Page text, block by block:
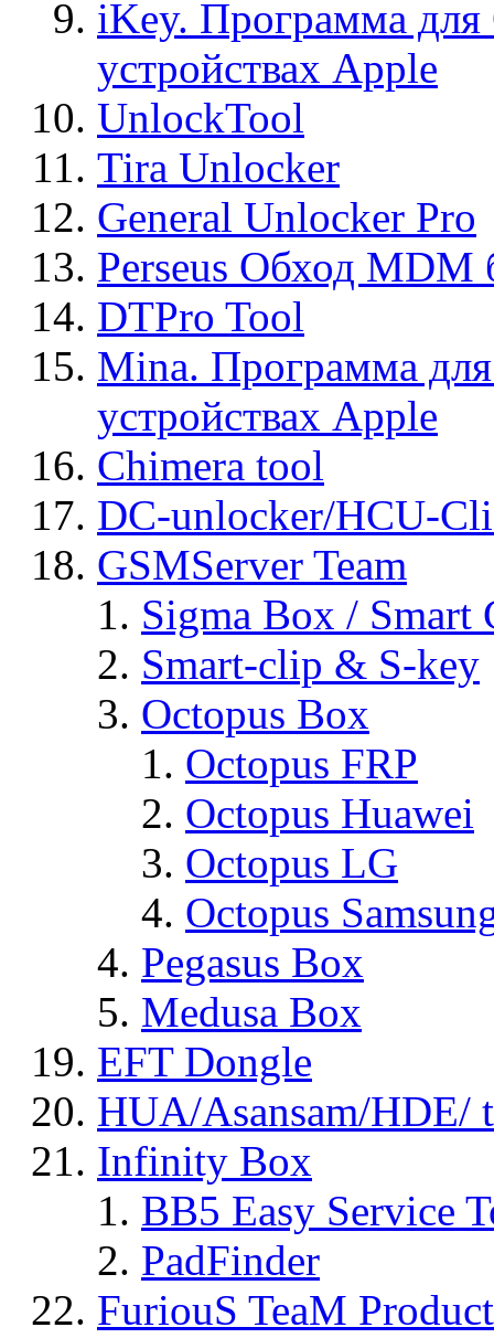
iKey. Программа для
устройствах Apple
UnlockTool
Tira Unlocker
General Unlocker Pro
Perseus Обход MDM
DTPro Tool
Mina. Программа
устройствах Apple
Chimera tool
DC-unlocker/HCU-
GSMServer Team
Sigma Box / Smart
Smart-clip & S-key
Octopus Box
Octopus FRP
Octopus Huawei
Octopus LG
Octopus
Pegasus Box
Medusa Box
EFT Dongle
HUA/Asansam/HDE/
Infinity Box
BB5 Easy Service
PadFinder
FuriouS TeaM